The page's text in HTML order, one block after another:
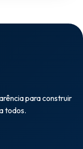
para construir
todos.